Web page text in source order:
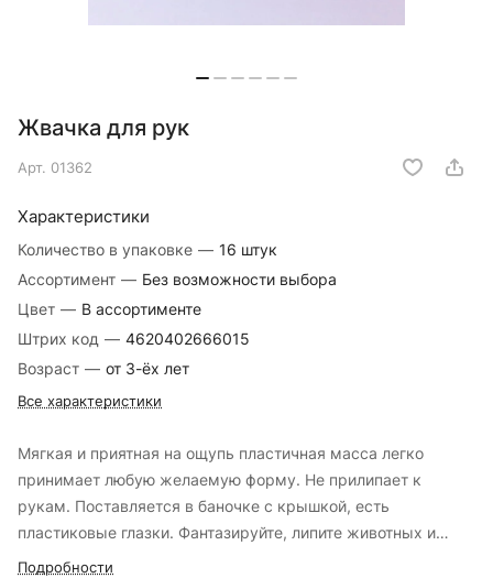
Жвачка для рук
Арт. 01362
Характеристики
Количество в упаковке — 16 штук
Ассортимент — Без возможности выбора
Цвет — В ассортименте
Штрих код — 4620402666015
Возраст — от 3-ёх лет
Все характеристики
Мягкая и приятная на ощупь пластичная масса легко
принимает любую желаемую форму. Не прилипает к
рукам. Поставляется в баночке с крышкой, есть
пластиковые глазки. Фантазируйте, липите животных и
разные фигурки. Тяните, рвите, бросайте, стучите, с этой
Подробности